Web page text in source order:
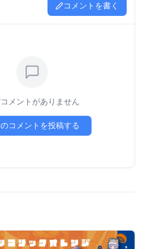
コメントを書く
コメントがありません
コメントを投稿する